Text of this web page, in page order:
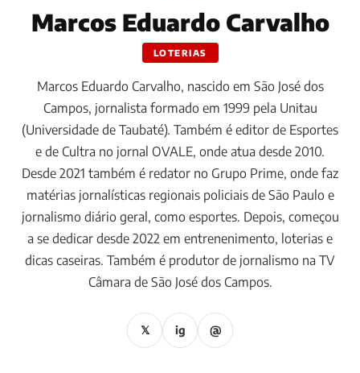
Marcos Eduardo Carvalho
LOTERIAS
Marcos Eduardo Carvalho, nascido em São José dos
Campos, jornalista formado em 1999 pela Unitau
(Universidade de Taubaté). Também é editor de Esportes
e de Cultra no jornal OVALE, onde atua desde 2010.
Desde 2021 também é redator no Grupo Prime, onde faz
matérias jornalísticas regionais policiais de São Paulo e
jornalismo diário geral, como esportes. Depois, começou
a se dedicar desde 2022 em entrenenimento, loterias e
dicas caseiras. Também é produtor de jornalismo na TV
Câmara de São José dos Campos.
𝕏 ig @